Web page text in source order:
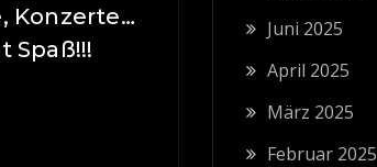
Konzerte…
Spaß!!!
Juni 2025
April 2025
März 2025
Februar 2025